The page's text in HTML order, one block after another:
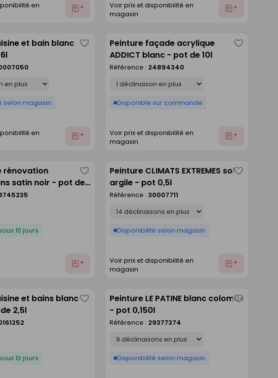
en
Ajouter
Voir prix et disponibilité en
magasin
Ajouter
et bain blanc
selon magasin
en
Ajouter
Enregistrer
comme
Peinture façade acrylique
ADDICT blanc - pot de 10l
Référence : 24894340
Disponible sur commande
Voir prix et disponibilité en
magasin
Ajouter
rénovation
satin noir - pot de 1
10 jours
Ajouter
Enregistrer
comme
Peinture CLIMATS EXTREMES sol
argile - pot 0,5l
Référence : 30007711
Disponibilité selon magasin
Voir prix et disponibilité en
magasin
Ajouter
et bains blanc
2,5l
10 jours
EnregistrerPeinture LE PATINE blanc colombe
- pot 0,150l
Référence : 29377374
Disponibilité selon magasin